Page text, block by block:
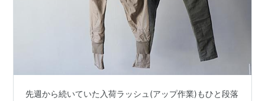
先週から続いていた入荷ラッシュ(アップ作業)もひと段落